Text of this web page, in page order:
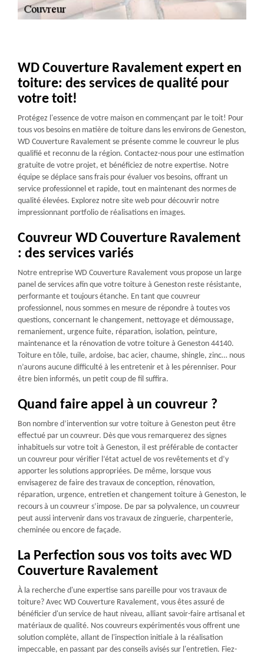
WD Couverture Ravalement expert en
toiture: des services de qualité pour
votre toit!
Protégez l'essence de votre maison en commençant par le toit! Pour
tous vos besoins en matière de toiture dans les environs de Geneston,
WD Couverture Ravalement se présente comme le couvreur le plus
qualifié et reconnu de la région. Contactez-nous pour une estimation
gratuite de votre projet, et bénéficiez de notre expertise. Notre
équipe se déplace sans frais pour évaluer vos besoins, offrant un
service professionnel et rapide, tout en maintenant des normes de
qualité élevées. Explorez notre site web pour découvrir notre
impressionnant portfolio de réalisations en images.
Couvreur WD Couverture Ravalement
: des services variés
Notre entreprise WD Couverture Ravalement vous propose un large
panel de services afin que votre toiture à Geneston reste résistante,
performante et toujours étanche. En tant que couvreur
professionnel, nous sommes en mesure de répondre à toutes vos
questions, concernant le changement, nettoyage et démoussage,
remaniement, urgence fuite, réparation, isolation, peinture,
maintenance et la rénovation de votre toiture à Geneston 44140.
Toiture en tôle, tuile, ardoise, bac acier, chaume, shingle, zinc… nous
n’aurons aucune difficulté à les entretenir et à les pérenniser. Pour
être bien informés, un petit coup de fil suffira.
Quand faire appel à un couvreur ?
Bon nombre d’intervention sur votre toiture à Geneston peut être
effectué par un couvreur. Dès que vous remarquerez des signes
inhabituels sur votre toit à Geneston, il est préférable de contacter
un couvreur pour vérifier l’état actuel de vos revêtements et d’y
apporter les solutions appropriées. De même, lorsque vous
envisagerez de faire des travaux de conception, rénovation,
réparation, urgence, entretien et changement toiture à Geneston, le
recours à un couvreur s’impose. De par sa polyvalence, un couvreur
peut aussi intervenir dans vos travaux de zinguerie, charpenterie,
cheminée ou encore de façade.
La Perfection sous vos toits avec WD
Couverture Ravalement
À la recherche d'une expertise sans pareille pour vos travaux de
toiture? Avec WD Couverture Ravalement, vous êtes assuré de
bénéficier d'un service de haut niveau, alliant savoir-faire artisanal et
matériaux de qualité. Nos couvreurs expérimentés vous offrent une
solution complète, allant de l'inspection initiale à la réalisation
impeccable, en passant par des conseils avisés sur l'entretien. Fiez-